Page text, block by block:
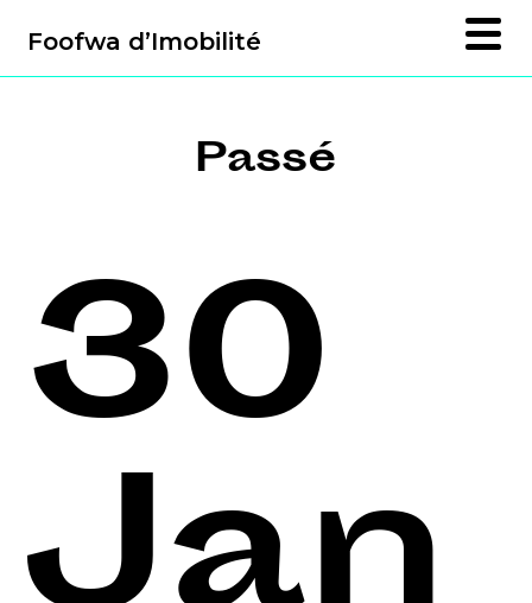
Foofwa d’Imobilité
Passé
30